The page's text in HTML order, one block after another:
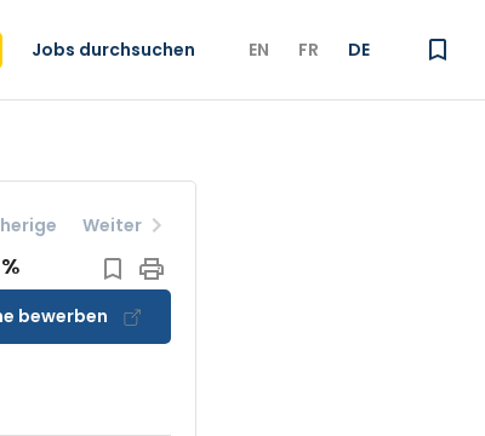
Jobs durchsuchen EN FR DE
Weiter
bewerben